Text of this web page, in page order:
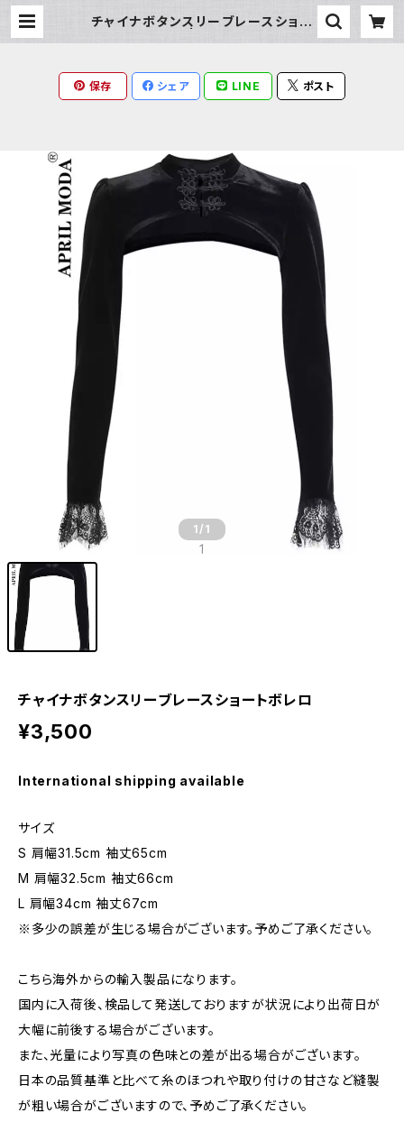
チャイナボタンスリーブレースショー
保存 シェア LINE ポスト
1 /1
チャイナボタンスリーブレースショートボレロ
¥3,500
International shipping available
サイズ
S 肩幅31.5cm 袖丈65cm
M 肩幅32.5cm 袖丈66cm
L 肩幅34cm 袖丈67cm
※多少の誤差が生じる場合がございます。予めご了承ください。
こちら海外からの輸入製品になります。
国内に入荷後、検品して発送しておりますが状況により出荷日が
大幅に前後する場合がございます。
また、光量により写真の色味との差が出る場合がございます。
日本の品質基準と比べて糸のほつれや取り付けの甘さなど縫製
が粗い場合がございますので、予めご了承ください。